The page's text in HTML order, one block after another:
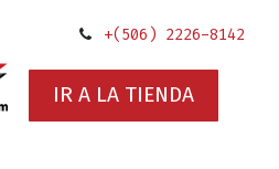
+(506) 2226-8142
IR A LA TIENDA